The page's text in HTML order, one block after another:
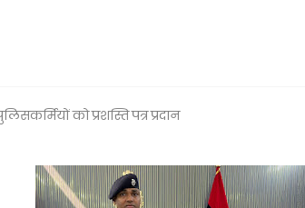
को प्रशस्ति पत्र प्रदान